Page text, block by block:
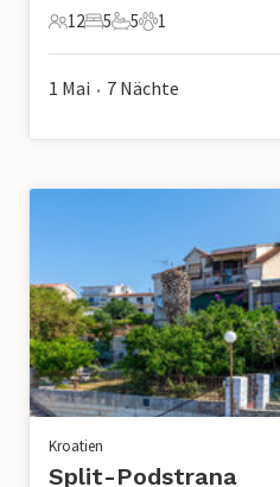
12 Gäste
12
5 Schlafzimmer
5
5 Badezimmer
5
1 Haustier
1
1 Mai • 7 Nächte
Kroatien
Split-Podstrana